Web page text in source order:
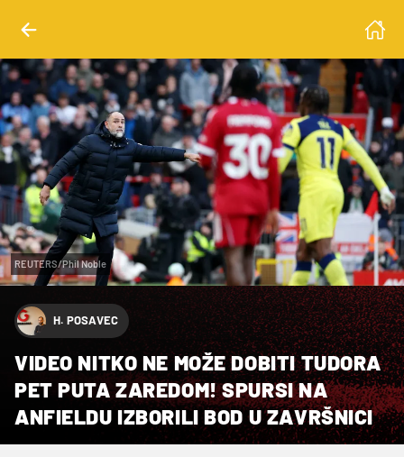
REUTERS/Phil Noble
H. POSAVEC
VIDEO NITKO NE MOŽE DOBITI TUDORA
PET PUTA ZAREDOM! SPURSI NA
ANFIELDU IZBORILI BOD U ZAVRŠNICI